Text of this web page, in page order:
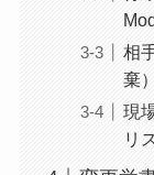
相
棄
現
リ